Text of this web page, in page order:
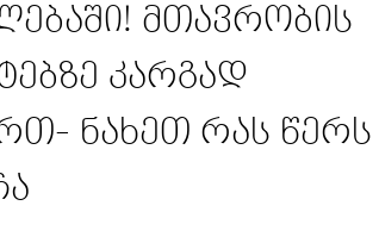
მთავრობის
კარგად
ნახეთ რას წერს